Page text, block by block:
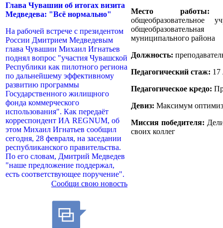
Глава Чувашии об итогах визита
Медведева: "Всё нормально"
На рабочей встрече с президентом
России Дмитрием Медведевым
глава Чувашии Михаил Игнатьев
поднял вопрос "участия Чувашской
Республики как пилотного региона
по дальнейшему эффективному
развитию программы
Государственного жилищного
фонда коммерческого
использования". Как передаёт
корреспондент ИА REGNUM, об
этом Михаил Игнатьев сообщил
сегодня, 28 февраля, на заседании
республиканского правительства.
По его словам, Дмитрий Медведев
"наше предложение поддержал,
есть соответствующее поручение".
Сообщи свою новость
Место работы:
общеобразовательное
муниципального района
Должность:
Педагогический стаж: 17
Педагогическое кредо:
Девиз: Максимум
Миссия победителя:
своих коллег